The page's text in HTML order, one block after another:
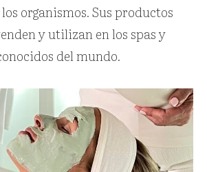
organismos. Sus productos
y utilizan en los spas y
del mundo.